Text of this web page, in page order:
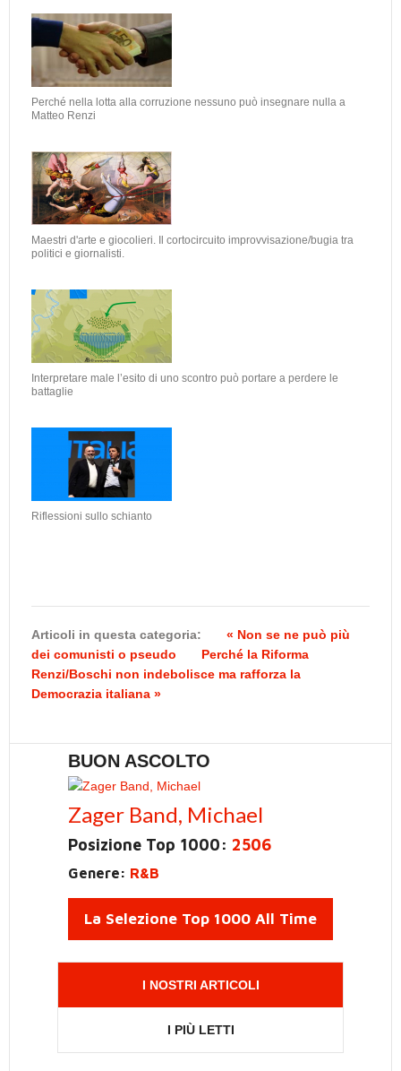
Perché nella lotta alla corruzione nessuno può insegnare nulla a
Matteo Renzi
Maestri d'arte e giocolieri. Il cortocircuito improvvisazione/bugia tra
politici e giornalisti.
Interpretare male l’esito di uno scontro può portare a perdere le
battaglie
Riflessioni sullo schianto
Articoli in questa categoria:
« Non se ne può più
dei comunisti o pseudo
Perché la Riforma
Renzi/Boschi non indebolisce ma rafforza la
Democrazia italiana »
BUON ASCOLTO
Zager Band, Michael
Posizione Top 1000: 2506
Genere: R&B
La Selezione Top 1000 All Time
I NOSTRI ARTICOLI
I PIÙ LETTI